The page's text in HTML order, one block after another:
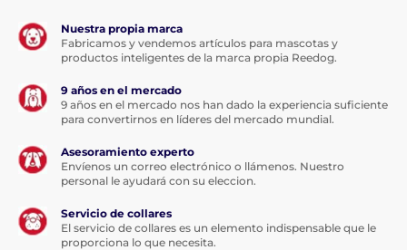
Nuestra propia marca
Fabricamos y vendemos artículos para mascotas y
productos inteligentes de la marca propia Reedog.
9 años en el mercado
9 años en el mercado nos han dado la experiencia suficiente
para convertirnos en líderes del mercado mundial.
Asesoramiento experto
Envíenos un correo electrónico o llámenos. Nuestro
personal le ayudará con su eleccion.
Servicio de collares
El servicio de collares es un elemento indispensable que le
proporciona lo que necesita.